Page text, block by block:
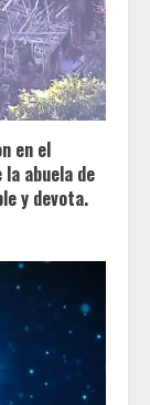
en el
abuela de
y devota.